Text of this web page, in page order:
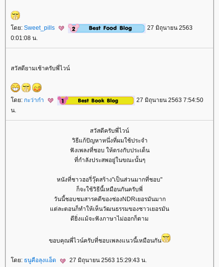
ดย: Sweet_pills
27 มิถุนายน 2563
0:01:08 น.
สวัสดียามเช้าครับพี่ไวน์
ดย: กะว่าก๋า
27 มิถุนายน 2563 7:54:50
น.
สวัสดีครับพี่ไวน์
วิธีแก้ปัญหาหนึ่งที่ผมใช้ประจำ
ฟังเพลงที่ชอบ ให้ตรงกับประเด็น
ที่กำลังประสพอยู่ในขณะนั้นๆ
หนังที่ชาวฮอรี่วุ๊ตสร้าง"เป็นส่วนมากที่ชอบ"
ก็จะใช้วิธีนี้เหมือนกันครับพี่
วันนี้ชอบชมสารคดีของช่องNDRเยอรมันมาก
ต่ละตอนก็ทำให้เห็นวัฒนธรรมของชาวเยอรมัน
ดียิ่งแม้จะฟังภาษาไม่ออกก็ตาม
ขอบคุณพี่ไวน์ครับที่ชอบเพลงแนวนี้เหมือนกัน
ดย: ธนูคือลุงแอ็ด 27 มิถุนายน 2563 15:29:43 น.